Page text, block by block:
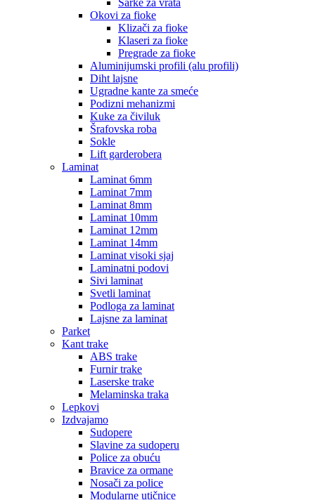
Šarke za vrata
Okovi za fioke
Klizači za fioke
Klaseri za fioke
Pregrade za fioke
Aluminijumski profili (alu profili)
Diht lajsne
Ugradne kante za smeće
Podizni mehanizmi
Kuke za čiviluk
Šrafovska roba
Sokle
Lift garderobera
Laminat
Laminat 6mm
Laminat 7mm
Laminat 8mm
Laminat 10mm
Laminat 12mm
Laminat 14mm
Laminat visoki sjaj
Laminatni podovi
Sivi laminat
Svetli laminat
Podloga za laminat
Lajsne za laminat
Parket
Kant trake
ABS trake
Furnir trake
Laserske trake
Melaminska traka
Lepkovi
Izdvajamo
Sudopere
Slavine za sudoperu
Police za obuću
Bravice za ormane
Nosači za police
Modularne utičnice